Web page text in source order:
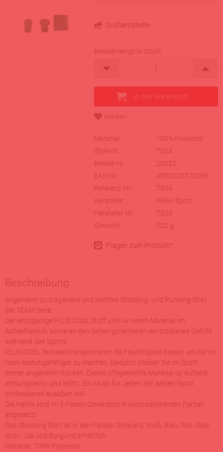
Größentabelle
Bestellmenge in Stück
Material:
100% Polyester
Style-Nr.:
TS34
Bestell-Nr.:
20032
EAN Nr.:
4052523370289
Referenz-Nr.:
TS34
Hersteller:
PEAK Sport
Hersteller Nr.:
TS34
Gewicht:
222 g
Fragen zum Produkt?
Beschreibung
Angenehm zu tragendes und leichtes Shooting- und Running-Shirt
der TEAM Serie.
Der einzigartige PLUS COOL Stoff und Air-Mesh-Material im
Achselbereich sowie an den Seiten garantieren ein trockenes Gefühl
während des Sports.
PLUS COOL Textilien transportieren die Feuchtigkeit besser, um Sie so
noch leistungsfähiger zu machen. Dadurch bleiben Sie im Sport
immer angenehm trocken. Dieses pflegeleichte Material ist äußerst
atmungsaktiv und leicht. Ein Muss für Jeden, der seinen Sport
professionell ausüben will.
Die Nähte sind im 5-Faden-Coverstich in kontrastierenden Farben
abgesetzt
Das Shooting Shirt ist in den Farben Schwarz, Weiß, Blau, Rot, Gelb,
Grün, Lila und Burgund erhältlich.
Material: 100% Polyester